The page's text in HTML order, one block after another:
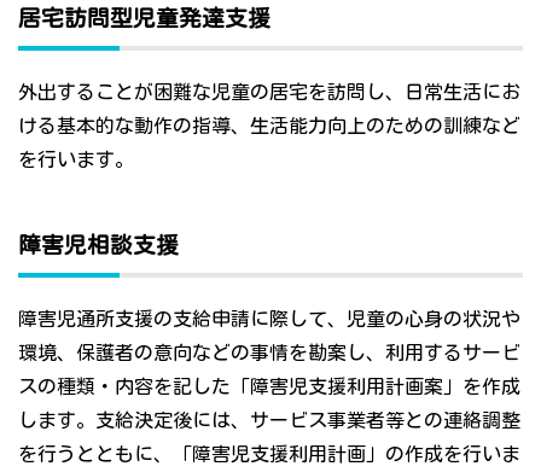
居宅訪問型児童発達支援
外出することが困難な児童の居宅を訪問し、日常生活にお
ける基本的な動作の指導、生活能力向上のための訓練など
を行います。
障害児相談支援
障害児通所支援の支給申請に際して、児童の心身の状況や
環境、保護者の意向などの事情を勘案し、利用するサービ
スの種類・内容を記した「障害児支援利用計画案」を作成
します。支給決定後には、サービス事業者等との連絡調整
を行うとともに、「障害児支援利用計画」の作成を行いま